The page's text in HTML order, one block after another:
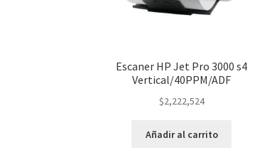
Escaner HP Jet Pro 3000 s4
Vertical/40PPM/ADF
$2,222,524
Añadir al carrito